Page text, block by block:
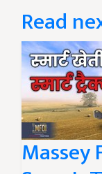
Read
Massey